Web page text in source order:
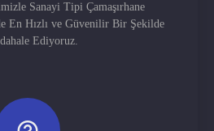
Sanayi Tipi Çamaşırhane
En Hızlı ve Güvenilir Bir Şekilde
Ediyoruz.